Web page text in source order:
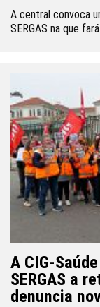
A central convoca
SERGAS na que
A CIG-
SERGAS a
denuncia